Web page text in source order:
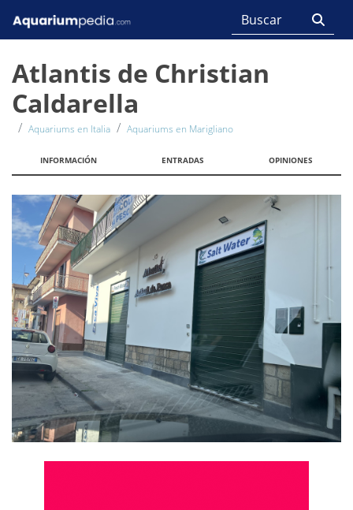
Atlantis de Christian
Caldarella
Aquariums en Italia Aquariums en Marigliano
INFORMACIÓN ENTRADAS OPINIONES